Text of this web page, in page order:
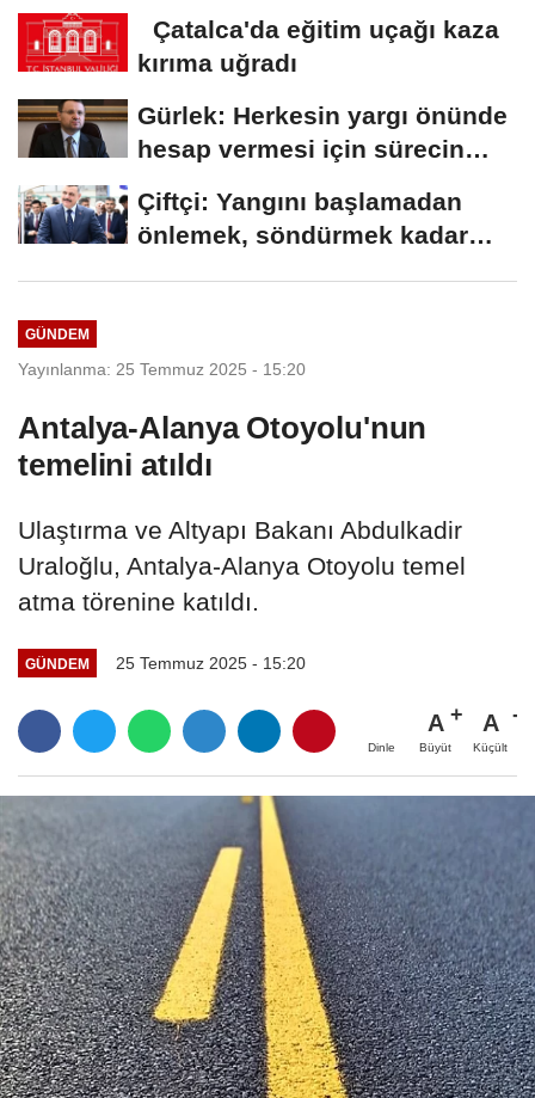
Çatalca'da eğitim uçağı kaza
kırıma uğradı
Gürlek: Herkesin yargı önünde
hesap vermesi için sürecin
Çiftçi: Yangını başlamadan
önlemek, söndürmek kadar
GÜNDEM
Yayınlanma: 25 Temmuz 2025 - 15:20
Antalya-Alanya Otoyolu'nun
temelini atıldı
Ulaştırma ve Altyapı Bakanı Abdulkadir
Uraloğlu, Antalya-Alanya Otoyolu temel
atma törenine katıldı.
GÜNDEM 25 Temmuz 2025 - 15:20
Dinle
A
Büyüt
A
Küçült